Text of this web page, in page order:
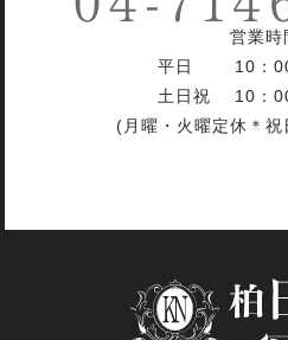
営業時
平日 10：00
土日祝 10：
(月曜・火曜定休＊